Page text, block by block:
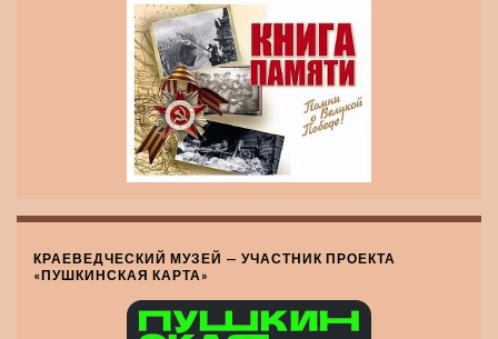
КРАЕВЕДЧЕСКИЙ МУЗЕЙ — УЧАСТНИК ПРОЕКТА
«ПУШКИНСКАЯ КАРТА»